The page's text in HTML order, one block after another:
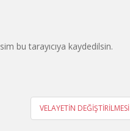
bu tarayıcıya kaydedilsin.
VELAYETİN DEĞİŞTİRİLMESİ